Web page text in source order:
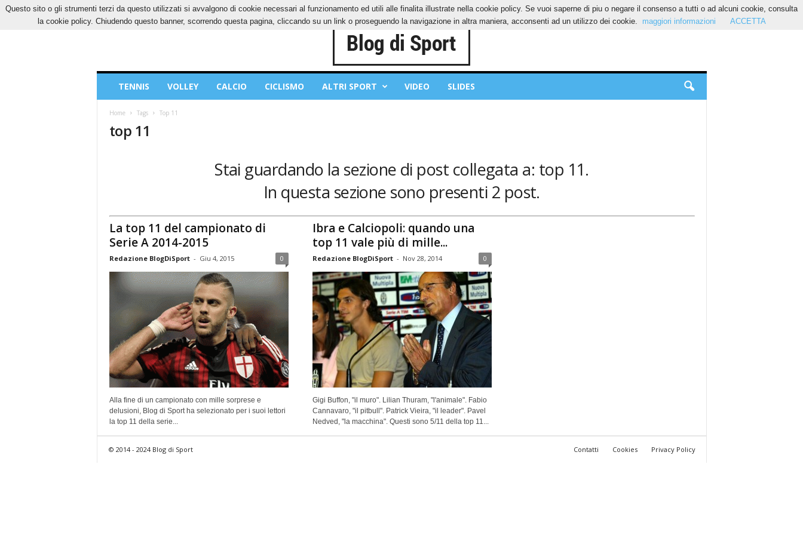
VENERDÌ, 7 AGOSTO 2026 CONTATTI COOKIES PRIVACY POLICY
Sport
TENNIS VOLLEY CALCIO CICLISMO ALTRI SPORT VIDEO SLIDES
Home Tags Top 11
top 11
Stai guardando la sezione di post collegata a: top 11.
In questa sezione sono presenti 2 post.
La top 11 del campionato di
Serie A 2014-2015
Redazione BlogDiSport - Giu 4, 2015 0
Alla fine di un campionato con mille sorprese e
delusioni, Blog di Sport ha selezionato per i suoi lettori
la top 11 della serie...
Ibra e Calciopoli: quando una
top 11 vale più di mille...
Redazione BlogDiSport - Nov 28, 2014 0
Gigi Buffon, "il muro". Lilian Thuram, "l'animale". Fabio
Cannavaro, "il pitbull". Patrick Vieira, "il leader". Pavel
Nedved, "la macchina". Questi sono 5/11 della top 11...
Contatti Cookies Privacy Policy
© 2014 - 2024 Blog di Sport
Questo sito o gli strumenti terzi da questo utilizzati si avvalgono di cookie necessari al funzionamento ed utili alle finalita illustrate nella cookie policy. Se vuoi saperne di piu o negare il consenso a tutti o ad alcuni cookie, consulta
la cookie policy. Chiudendo questo banner, scorrendo questa pagina, cliccando su un link o proseguendo la navigazione in altra maniera, acconsenti ad un utilizzo dei cookie.
maggiori informazioni ACCETTA